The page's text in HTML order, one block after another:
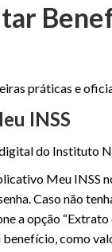
práticas e
INSS
do Instituto
Meu INSS
Caso não
a opção
como